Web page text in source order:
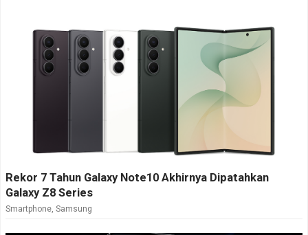
Rekor 7 Tahun Galaxy Note10 Akhirnya Dipatahkan
Galaxy Z8 Series
Smartphone, Samsung